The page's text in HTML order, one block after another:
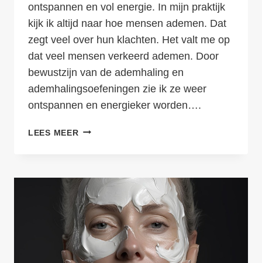
ontspannen en vol energie. In mijn praktijk
kijk ik altijd naar hoe mensen ademen. Dat
zegt veel over hun klachten. Het valt me op
dat veel mensen verkeerd ademen. Door
bewustzijn van de ademhaling en
ademhalingsoefeningen zie ik ze weer
ontspannen en energieker worden….
LEES MEERGRATIS
EN
VERMOEIDHEID